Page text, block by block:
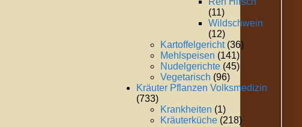
(11)
Wildschwein
(12)
Kartoffelgericht(36)
Mehlspeisen (141)
Nudelgerichte (45)
Vegetarisch (96)
Kräuter Pflanzen Volksmedizin
(733)
Krankheiten (1)
Kräuterküche (218)